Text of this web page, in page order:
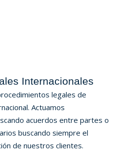
Internacionales
legales de
Actuamos
acuerdos entre partes o
buscando siempre el
de nuestros clientes.